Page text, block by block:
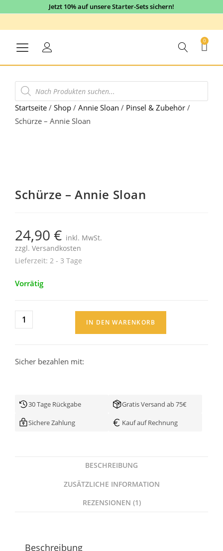
Jetzt 10% auf unsere Starter-Sets sichern!
0
Startseite / Shop / Annie Sloan / Pinsel & Zubehör /
Schürze – Annie Sloan
Schürze – Annie Sloan
24,90 € inkl. MwSt.
zzgl. Versandkosten
Lieferzeit: 2 - 3 Tage
Vorrätig
IN DEN WARENKORB
Sicher bezahlen mit:
30 Tage Rückgabe Gratis Versand ab 75€
Sichere Zahlung Kauf auf Rechnung
BESCHREIBUNG
ZUSÄTZLICHE INFORMATION
REZENSIONEN (1)
Beschreibung